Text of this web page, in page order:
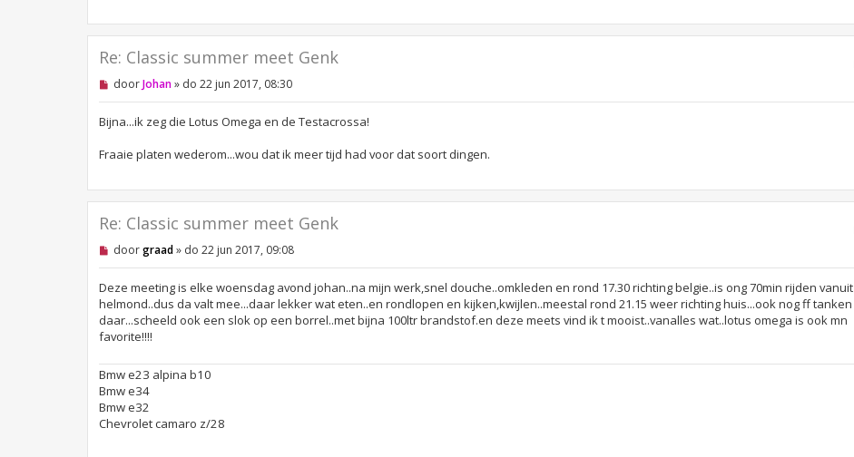
Re: Classic summer meet Genk
O
e
l
z
r
c
t
doorJohan» do 22 jun 2017, 08:30
Bijna...ik zeg die Lotus Omega en de Testacrossa!
Fraaie platen wederom...wou dat ik meer tijd had voor dat soort dingen.
Re: Classic summer meet Genk
O
e
l
e
z
e
b
e
r
c
h
doorgraad» do 22 jun 2017, 09:08
Deze meeting is elke woensdag avond johan..na mijn werk,snel douche..omkleden en rond 17.30 richting belgie..is ong 70min rijden vanuit
helmond..dus da valt mee...daar lekker wat eten..en rondlopen en kijken,kwijlen..meestal rond 21.15 weer richting huis...ook nog ff tanken
daar...scheeld ook een slok op een borrel..met bijna 100ltr brandstof.en deze meets vind ik t mooist..vanalles wat..lotus omega is ook mn
favorite!!!!
Bmw e23 alpina b10
Bmw e34
Bmw e32
Chevrolet camaro z/28